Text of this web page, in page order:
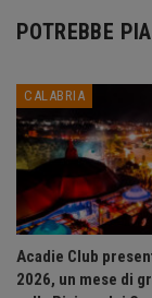
POTREBBE
CALABRIA
Acadie Club
2026, un mese di